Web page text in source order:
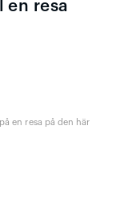
en resa
en resa på den här